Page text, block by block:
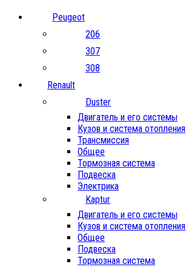
Peugeot
206
307
308
Renault
Duster
Двигатель и его системы
Кузов и система отопления
Трансмиссия
Общее
Тормозная система
Подвеска
Электрика
Kaptur
Двигатель и его системы
Кузов и система отопления
Общее
Подвеска
Тормозная система